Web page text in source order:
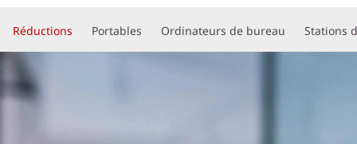
e
r
u
Réductions Portables Ordinateurs de bureau Stations